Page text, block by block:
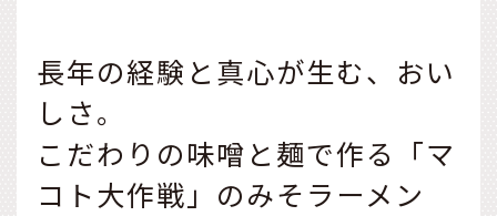
長年の経験と真心が生む、おい
しさ。
こだわりの味噌と麺で作る「マ
コト大作戦」のみそラーメン